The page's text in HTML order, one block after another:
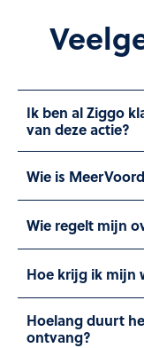
Ik ben al Ziggo
van deze actie?
Wie is
Wie regelt mijn
Hoe krijg ik mijn
Hoelang duurt
ontvang?